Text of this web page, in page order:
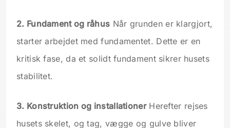
2. Fundament og råhus Når grunden er klargjort,
starter arbejdet med fundamentet. Dette er en
kritisk fase, da et solidt fundament sikrer husets
stabilitet.
3. Konstruktion og installationerHerefter rejses
husets skelet, og tag, vægge og gulve bliver